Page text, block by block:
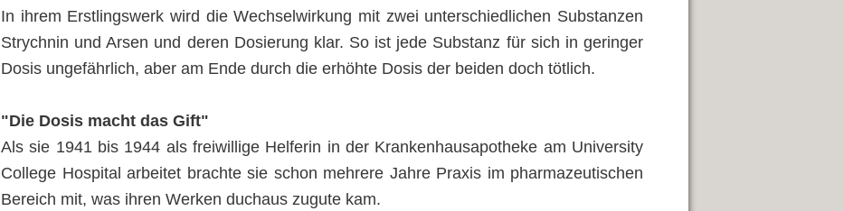
In ihrem Erstlingswerk wird die Wechselwirkung mit zwei unterschiedlichen Substanzen
Strychnin und Arsen und deren Dosierung klar. So ist jede Substanz für sich in geringer
Dosis ungefährlich, aber am Ende durch die erhöhte Dosis der beiden doch tötlich.
"Die Dosis macht das Gift"
Als sie 1941 bis 1944 als freiwillige Helferin in der Krankenhausapotheke am University
College Hospital arbeitet brachte sie schon mehrere Jahre Praxis im pharmazeutischen
Bereich mit, was ihren Werken duchaus zugute kam.